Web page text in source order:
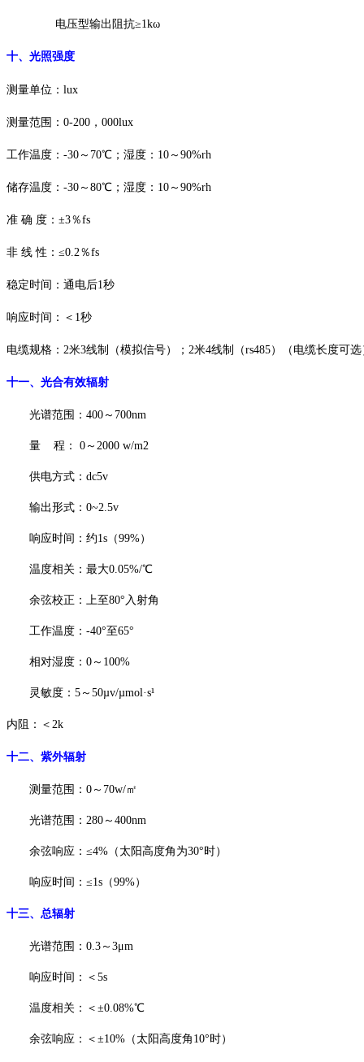
电压型输出阻抗≥1kω
十、 光照强度
测量单位： lux
测量范围： 0-200，000lux
工作温度： -30～70℃；湿度：10～90%rh
储存温度： -30～80℃；湿度：10～90%rh
准 确 度： ±3％fs
非 线 性： ≤0.2％fs
稳定时间：通电后1秒
响应时间：＜ 1秒
电缆规格： 2米3线制（模拟信号）；2米4线制（rs485）（电缆长度可选
十一、 光合有效辐射
光谱范围： 400～700nm
量 程： 0～2000 w/m2
供电方式： dc5v
输出形式： 0~2.5v
响应时间：约1s（99%）
温度相关：最大0.05%/℃
余弦校正：上至80°入射角
工作温度： -40°至65°
相对湿度： 0～100%
灵敏度： 5～50µv/µmol·s­¹
内阻：＜ 2k
十二、 紫外辐射
测量范围： 0～70w/㎡
光谱范围： 280～400nm
余弦响应： ≤4%（太阳高度角为30°时）
响应时间： ≤1s（99%）
十三、 总辐射
光谱范围： 0.3～3μm
响应时间：＜ 5s
温度相关：＜ ±0.08%℃
余弦响应：＜ ±10%（太阳高度角10°时）